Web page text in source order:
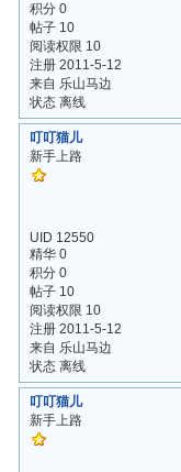
积分 0
帖子 10
阅读权限 10
注册 2011-5-12
来自 乐山马边
状态 离线
叮叮猫儿
新手上路
UID 12550
精华 0
积分 0
帖子 10
阅读权限 10
注册 2011-5-12
来自 乐山马边
状态 离线
叮叮猫儿
新手上路